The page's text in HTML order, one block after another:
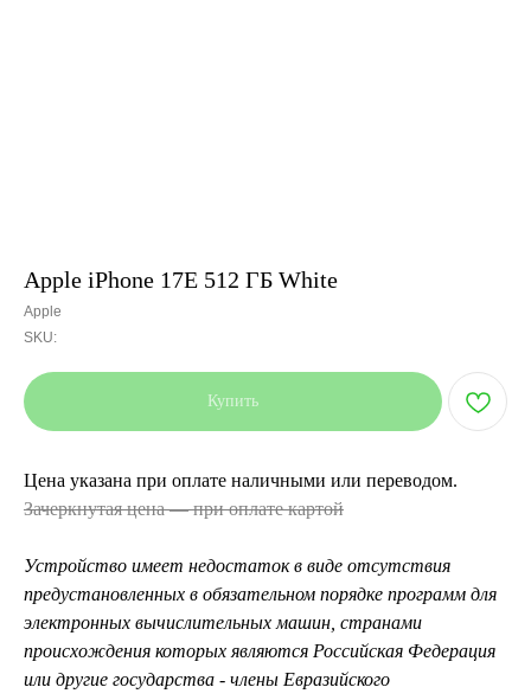
Apple iPhone 17E 512 ГБ White
Apple
SKU:
Купить
Цена указана при оплате наличными или переводом.
Зачеркнутая цена — при оплате картой
Устройство имеет недостаток в виде отсутствия
предустановленных в обязательном порядке программ для
электронных вычислительных машин, странами
происхождения которых являются Российская Федерация
или другие государства - члены Евразийского